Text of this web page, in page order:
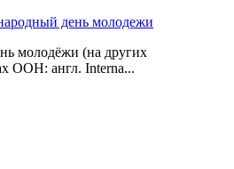
день молодежи
молодёжи (на других
ООН: англ. Interna...